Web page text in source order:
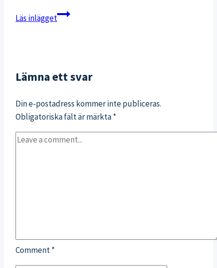
Läs inläggetNu
igen!
Lämna ett svar
Din e-postadress kommer inte publiceras.
Obligatoriska fält är märkta*
Comment*